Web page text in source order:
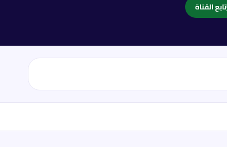
تابع القناة